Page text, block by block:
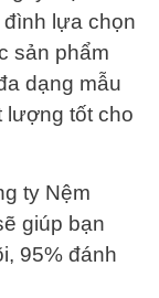
lựa chọn
sản phẩm
dạng mẫu
lượng tốt cho
ty Nệm
giúp bạn
95% đánh